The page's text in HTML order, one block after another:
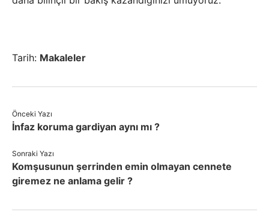
Tarih: Makaleler
Önceki Yazı
İnfaz koruma gardiyan aynı mı ?
Sonraki Yazı
Komşusunun şerrinden emin olmayan cennete
giremez ne anlama gelir ?